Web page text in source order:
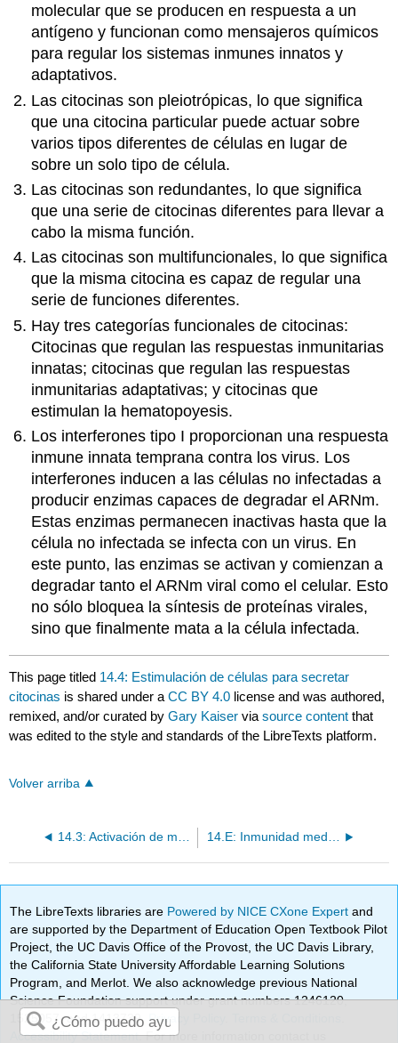
molecular que se producen en respuesta a un
antígeno y funcionan como mensajeros químicos
para regular los sistemas inmunes innatos y
adaptativos.
Las citocinas son pleiotrópicas, lo que significa
que una citocina particular puede actuar sobre
varios tipos diferentes de células en lugar de
sobre un solo tipo de célula.
Las citocinas son redundantes, lo que significa
que una serie de citocinas diferentes para llevar a
cabo la misma función.
Las citocinas son multifuncionales, lo que significa
que la misma citocina es capaz de regular una
serie de funciones diferentes.
Hay tres categorías funcionales de citocinas:
Citocinas que regulan las respuestas inmunitarias
innatas; citocinas que regulan las respuestas
inmunitarias adaptativas; y citocinas que
estimulan la hematopoyesis.
Los interferones tipo I proporcionan una respuesta
inmune innata temprana contra los virus. Los
interferones inducen a las células no infectadas a
producir enzimas capaces de degradar el ARNm.
Estas enzimas permanecen inactivas hasta que la
célula no infectada se infecta con un virus. En
este punto, las enzimas se activan y comienzan a
degradar tanto el ARNm viral como el celular. Esto
no sólo bloquea la síntesis de proteínas virales,
sino que finalmente mata a la célula infectada.
This page titled 14.4: Estimulación de células para secretar
citocinas is shared under aCC BY 4.0 license and was authored,
remixed, and/or curated byGary Kaiser viasource content that
was edited to the style and standards of the LibreTexts platform.
Volver arriba
The LibreTexts libraries are Powered by NICE CXone Expertand
are supported by the Department of Education Open Textbook Pilot
Project, the UC Davis Office of the Provost, the UC Davis Library,
the California State University Affordable Learning Solutions
Program, and Merlot. We also acknowledge previous National
Science Foundation support under grant numbers 1246120,
1525057, and 1413739. Privacy Policy
Accessibility Statement. For more information contact us